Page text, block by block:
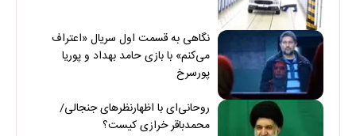
نگاهی به قسمت اول سریال «اعتراف
می‌کنم» با بازی حامد بهداد و پوریا
پورسرخ
روحانی‌ای با اظهارنظرهای جنجالی/
محمدباقر خرازی کیست؟